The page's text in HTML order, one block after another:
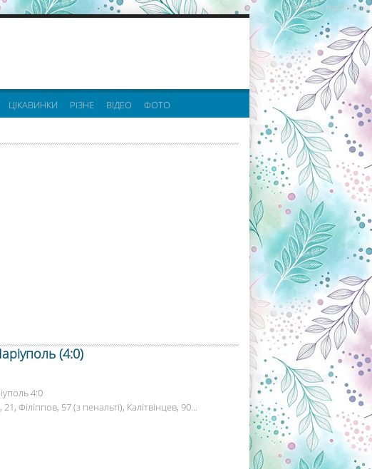
реклама партнерів:
ЦІКАВИНКИ РІЗНЕ ВІДЕО ФОТО
(4:0)
4:0
Філіппов, 57 (з пенальті), Калітвінцев, 90...